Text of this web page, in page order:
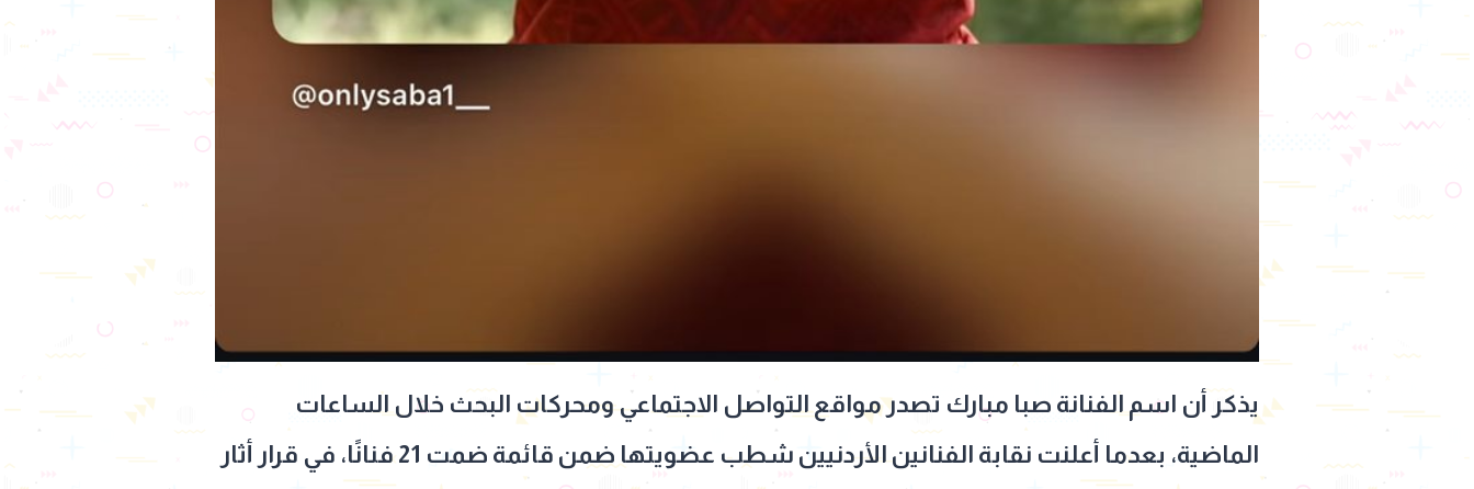
يذكر أن اسم الفنانة صبا مبارك تصدر مواقع التواصل الاجتماعي ومحركات البحث خلال الساعات
الماضية، بعدما أعلنت نقابة الفنانين الأردنيين شطب عضويتها ضمن قائمة ضمت 21 فنانًا، في قرار أثار